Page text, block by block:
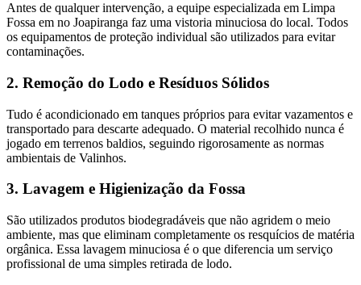
Antes de qualquer intervenção, a equipe especializada em Limpa
Fossa em no Joapiranga faz uma vistoria minuciosa do local. Todos
os equipamentos de proteção individual são utilizados para evitar
contaminações.
2. Remoção do Lodo e Resíduos Sólidos
Tudo é acondicionado em tanques próprios para evitar vazamentos e
transportado para descarte adequado. O material recolhido nunca é
jogado em terrenos baldios, seguindo rigorosamente as normas
ambientais de Valinhos.
3. Lavagem e Higienização da Fossa
São utilizados produtos biodegradáveis que não agridem o meio
ambiente, mas que eliminam completamente os resquícios de matéria
orgânica. Essa lavagem minuciosa é o que diferencia um serviço
profissional de uma simples retirada de lodo.